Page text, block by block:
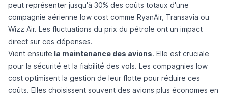
peut représenter jusqu'à 30% des coûts totaux d'une
compagnie aérienne low cost comme RyanAir, Transavia ou
Wizz Air. Les fluctuations du prix du pétrole ont un impact
direct sur ces dépenses.
Vient ensuite la maintenance des avions. Elle est cruciale
pour la sécurité et la fiabilité des vols. Les compagnies low
cost optimisent la gestion de leur flotte pour réduire ces
coûts. Elles choisissent souvent des avions plus économes en